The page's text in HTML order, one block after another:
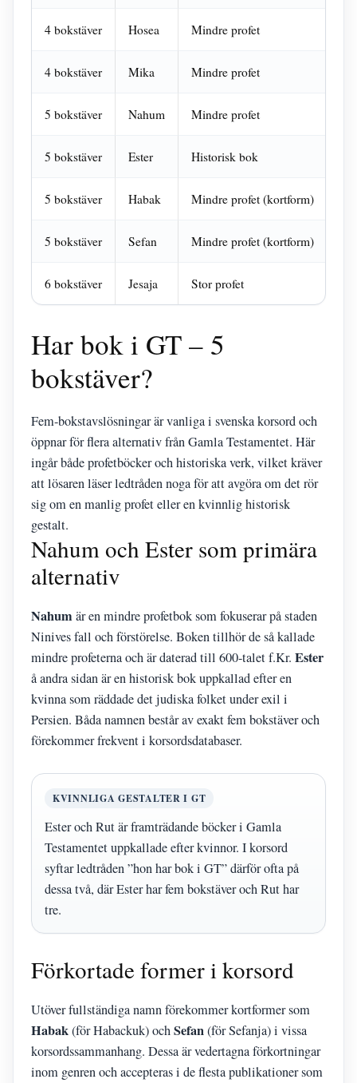
4 bokstäver Hosea Mindre profet
4 bokstäver Mika Mindre profet
5 bokstäver Nahum Mindre profet
5 bokstäver Ester Historisk bok
5 bokstäver Habak Mindre profet (kortform)
5 bokstäver Sefan Mindre profet (kortform)
6 bokstäver Jesaja Stor profet
Har bok i GT – 5
bokstäver?
Fem-bokstavslösningar är vanliga i svenska korsord och
öppnar för flera alternativ från Gamla Testamentet. Här
ingår både profetböcker och historiska verk, vilket kräver
att lösaren läser ledtråden noga för att avgöra om det rör
sig om en manlig profet eller en kvinnlig historisk
gestalt.
Nahum och Ester som primära
alternativ
Nahumär en mindre profetbok som fokuserar på staden
Ninives fall och förstörelse. Boken tillhör de så kallade
mindre profeterna och är daterad till 600-talet f.Kr. Ester
å andra sidan är en historisk bok uppkallad efter en
kvinna som räddade det judiska folket under exil i
Persien. Båda namnen består av exakt fem bokstäver och
förekommer frekvent i korsordsdatabaser.
KVINNLIGA GESTALTER I GT
Ester och Rut är framträdande böcker i Gamla
Testamentet uppkallade efter kvinnor. I korsord
syftar ledtråden ”hon har bok i GT” därför ofta på
dessa två, där Ester har fem bokstäver och Rut har
tre.
Förkortade former i korsord
Utöver fullständiga namn förekommer kortformer som
Habak(för Habackuk) ochSefan(för Sefanja) i vissa
korsordssammanhang. Dessa är vedertagna förkortningar
inom genren och accepteras i de flesta publikationer som